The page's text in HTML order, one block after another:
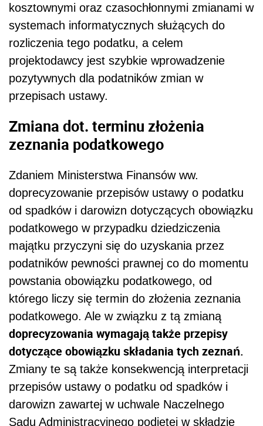
kosztownymi oraz czasochłonnymi zmianami w
systemach informatycznych służących do
rozliczenia tego podatku, a celem
projektodawcy jest szybkie wprowadzenie
pozytywnych dla podatników zmian w
przepisach ustawy.
Zmiana dot. terminu złożenia
zeznania podatkowego
Zdaniem Ministerstwa Finansów ww.
doprecyzowanie przepisów ustawy o podatku
od spadków i darowizn dotyczących obowiązku
podatkowego w przypadku dziedziczenia
majątku przyczyni się do uzyskania przez
podatników pewności prawnej co do momentu
powstania obowiązku podatkowego, od
którego liczy się termin do złożenia zeznania
podatkowego. Ale w związku z tą zmianą
doprecyzowania wymagają także przepisy
dotyczące obowiązku składania tych zeznań.
Zmiany te są także konsekwencją interpretacji
przepisów ustawy o podatku od spadków i
darowizn zawartej w uchwale Naczelnego
Sądu Administracyjnego podjętej w składzie